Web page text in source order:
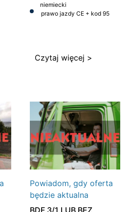
niemiecki
prawo jazdy CE + kod 95
Czytaj więcej >
Powiadom, gdy oferta
będzie aktualna
BDF 3/1 LUB BEZ